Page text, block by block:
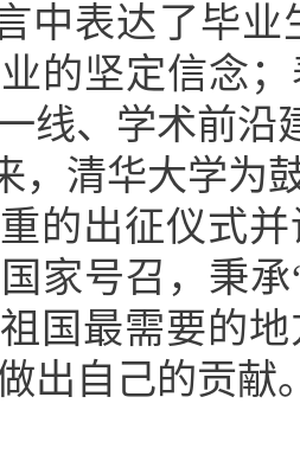
中表达了毕
的坚定信念
线、学术前沿
，清华大学为
的出征仪式
家号召，秉
国最需要的
出自己的贡献